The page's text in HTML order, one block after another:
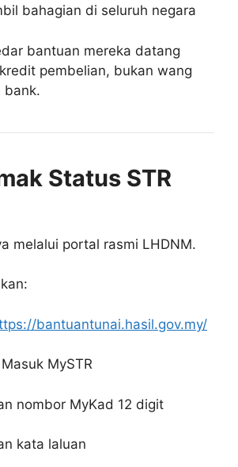
bahagian di seluruh negara
bantuan mereka datang
pembelian, bukan wang
bank.
Status STR
melalui portal rasmi LHDNM.
bantuantunai.hasil.gov.my/
MySTR
nombor MyKad 12 digit
kata laluan